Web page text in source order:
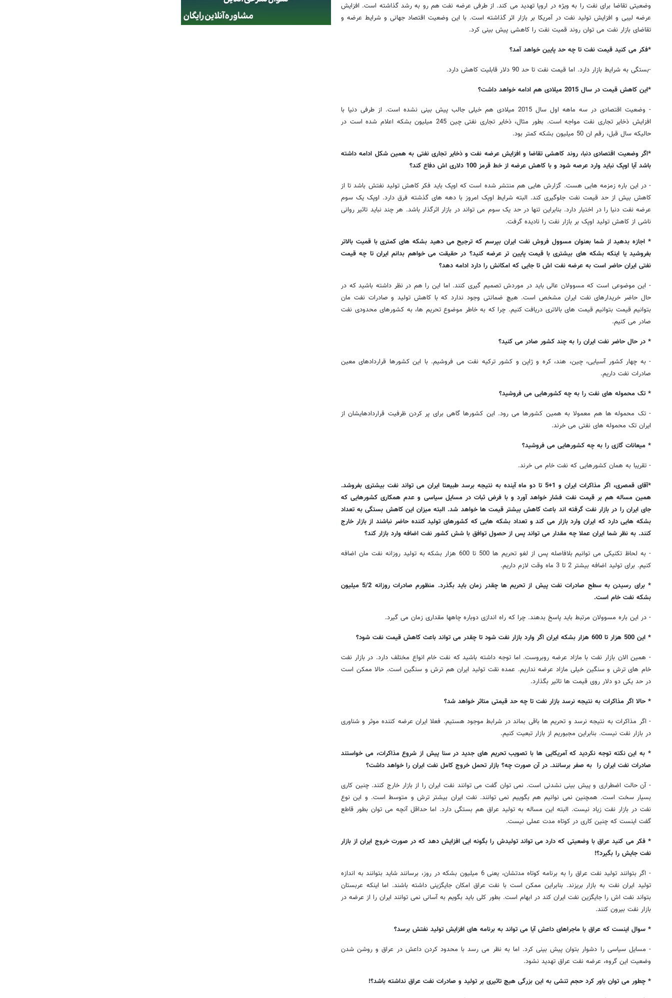
وضعیتی تقاضا برای نفت را به ویژه در اروپا تهدید می کند. از طرفی عرضه نفت هم رو به رشد گذاشته است. افزایش
عرضه لیبی و افزایش تولید نفت در آمریکا بر بازار اثر گذاشته است. با این وضعیت اقتصاد جهانی و شرایط عرضه و
تقاضای بازار نفت می توان روند قمیت نفت را کاهشی پیش بینی کرد.
*فکر می کنید قیمت نفت تا چه حد پایین خواهد آمد؟
-بستگی به شرایط بازار دارد. اما قیمت نفت تا حد 90 دلار قابلیت کاهش دارد.
*این کاهش قیمت در سال 2015 میلادی هم ادامه خواهد داشت؟
- وضعیت اقتصادی در سه ماهه اول سال 2015 میلادی هم خیلی جالب پیش بینی نشده است. از طرفی دنیا با
افزایش ذخایر تجاری نفت مواجه است. بطور مثال، ذخایر تجاری نفتی چین 245 میلیون بشکه اعلام شده است در
حالیکه سال قبل، رقم ان 50 میلیون بشکه کمتر بود.
*اگر وضعیت اقتصادی دنبا، روند کاهشی تقاضا و افزایش عرضه نفت و ذخایر تجاری نفتی به همین شکل ادامه داشته
باشد آیا اوپک نباید وارد عرصه شود و با کاهش عرضه از خط قرمز 100 دلاری اش دفاع کند؟
- در این باره زمزمه هایی هست. گزارش هایی هم منتشر شده است که اوپک باید فکر کاهش تولید نفتش باشد تا از
کاهش بیش از حد قیمت نفت جلوگیری کند. البته شرایط اوپک امروز با دهه های گذشته فرق دارد. اوپک یک سوم
عرضه نفت دنیا را در اختیار دارد. بنابراین تنها در حد یک سوم می تواند در بازار اثرگذار باشد. هر چند نباید تاثیر روانی
ناشی از کاهش تولید اوپک بر بازار نفت را نادیده گرفت.
* اجازه بدهید از شما بعنوان مسوول فروش نفت ایران بپرسم که ترجیح می دهید بشکه های کمتری با قمیت بالاتر
بفروشید یا اینکه بشکه های بیشتری با قیمت پایین تر عرضه کنید؟ در حقیقت می خواهم بدانم ایران تا چه قیمت
نفتی ایران حاضر است به عرضه نفت اش تا جایی که امکانش را دارد ادامه دهد؟
- این موضوعی است که مسوولان عالی باید در موردش تصمیم گیری کنند. اما این را هم در نظر داشته باشید که در
حال حاضر خریدارهای نفت ایران مشخص است. هیچ ضمانتی وجود ندارد که با کاهش تولید و صادرات نفت مان
بتوانیم قیمت بتوانیم قیمت های بالاتری دریافت کنیم. چرا که به خاطر موضوع تحریم ها، به کشورهای محدودی نفت
صادر می کنیم.
* در حال حاضر نفت ایران را به چند کشور صادر می کنید؟
- به چهار کشور آسیایی، چین، هند، کره و ژاپن و کشور ترکیه نفت می فروشیم. با این کشورها قراردادهای معین
صادرات نفت داریم.
* تک محموله های نفت را به چه کشورهایی می فروشید؟
- تک محموله ها هم معمولا به همین کشورها می رود. این کشورها گاهی برای پر کردن ظرفیت قراردادهایشان از
ایران تک محموله های نفتی می خرند.
* میعانات گازی را به چه کشورهایی می فروشید؟
- تقریبا به همان کشورهایی که نفت خام می خرند.
*آقای قمصری، اگر مذاکرات ایران و 1+5 تا دو ماه آینده به نتیجه برسد طبیعتا ایران می تواند نفت بیشتری بفروشد.
همین مساله هم بر قیمت نفت فشار خواهد آورد و با فرض ثبات در مسایل سیاسی و عدم همکاری کشورهایی که
جای ایران را در بازار نفت گرفته اند باعث کاهش بیشتر قیمت ها خواهد شد. البته میزان این کاهش بستگی به تعداد
بشکه هایی دارد که ایران وارد بازار می کند و تعداد بشکه هایی که کشورهای تولید کننده حاضر نباشند از بازار خارج
کنند. به نظر شما ایران عملا چه مقدار می تواند پس از حصول توافق با شش کشور نفت اضافه وارد بازار کند؟
- به لحاظ تکنیکی می توانیم بلافاصله پس از لغو تحریم ها 500 تا 600 هزار بشکه به تولید روزانه نفت مان اضافه
کنیم. برای تولید اضافه بیشتر 2 تا 3 ماه وقت لازم داریم.
* برای رسیدن به سطح صادرات نفت پیش از تحریم ها چقدر زمان باید بگذرد. منظورم صادرات روزانه 5/2 میلیون
بشکه نفت خام است.
- در این باره مسوولان مرتبط باید پاسخ بدهند. چرا که راه اندازی دوباره چاهها مقداری زمان می گیرد.
* این 500 هزار تا 600 هزار بشکه ایران اگر وارد بازار نفت شود تا چقدر می تواند باعث کاهش قیمت نفت شود؟
- همین الان بازار نفت با مازاد عرضه روبروست. اما توجه داشته باشید که نفت خام انواع مختلف دارد. در بازار نفت
خام های ترش و سنگین خیلی مازاد عرضه نداریم. عمده نقت تولید ایران هم ترش و سنگین است. حالا ممکن است
در حد یکی دو دلار روی قیمت ها تاثیر بگذارد.
* حالا اگر مذاکرات به نتیجه نرسد بازار نفت تا چه حد قیمتی متاثر خواهد شد؟
- اگر مذاکرات به نتیجه نرسد و تحریم ها باقی بماند در شرابط موجود هستیم. فعلا ایران عرضه کننده موثر و شناوری
در بازار نفت نیست. بنابراین مجبوریم از بازار تبعیت کنیم.
* به این نکته توجه نکردید که آمریکایی ها با تصویب تحریم های جدید در سنا پیش از شروع مذاکرات، می خواستند
صادرات نفت ایران را به صفر برسانند. در آن صورت چه؟ بازار تحمل خروج کامل نفت ایران را خواهد داشت؟
- آن حالت اضطراری و پیش بینی نشدنی است. نمی توان گفت می توانند نفت ایران را از بازار خارج کنند. چنین کاری
بسیار سخت است. همچنین نمی نوانیم هم بگوییم نمی توانند. نفت ایران بیشتر ترش و متوسط است. و این نوع
نفت در بازار نفت زیاد نیست. البته این مساله به تولید عراق هم بستگی دارد. اما حداقل آنچه می توان بطور قاطع
گفت اینست که چنین کاری در کوتاه مدت عملی نیست.
* فکر می کنید عراق با وضعیتی که دارد می تواند تولیدش را بگونه ایی افزایش دهد که در صورت خروج ایران از بازار
نفت جایش را بگیرد؟!
- اگر بتوانند تولید نفت عراق را به برنامه کوتاه مدتشان، یعنی 6 میلیون بشکه در روز، برسانند شاید بتوانند به اندازه
تولید ایران نفت به بازار بریزند. بنابراین ممکن است با نفت عراق امکان جایگزینی داشته باشند. اما اینکه عربستان
بتواند نفت اش را جایگزین نفت ایران کند در ابهام است. بطور کلی باید بگویم به آسانی نمی توانند ایران را از عرضه در
بازار نفت بیرون کنند.
* سوال اینست که عراق با ماجراهای داعش آیا می تواند به برنامه های افزایش تولید نفتش برسد؟
- مسایل سیاسی را دشوار بتوان پیش بینی کرد. اما به نظر می رسد با محدود کردن داعش در عراق و روشن شدن
وضعیت این گروه، عرضه نفت عراق تهدید نشود.
* چطور می توان باور کرد حجم تنشی به این بزرگی هیچ تاثیری بر تولید و صادرات نفت عراق نداشته باشد؟!